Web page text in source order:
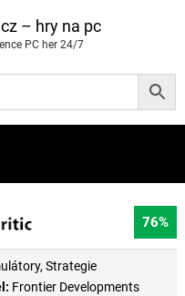
– hry na pc
PC her 24/7
76%
, Strategie
Frontier Developments